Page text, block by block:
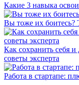
Какие 3 навыка
Вы тоже их боитесь?
Как сохранить себя
советы эксперта
Работа в стартапе: